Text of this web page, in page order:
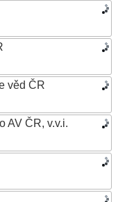
věd ČR
AV ČR, v.v.i.